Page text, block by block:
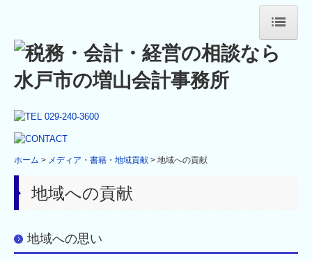
ホーム
事務所紹介
社長挨拶・プロフィール
経営理念
会社概要・アクセス・グループ企業
当事務所の特長
税務会計・巡回監査
ホーム メディア・書籍・地域貢献 地域への貢献
地域への貢献
地域への思い